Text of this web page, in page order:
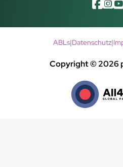
Copyright © 2026
ABLs|Datenschutz|